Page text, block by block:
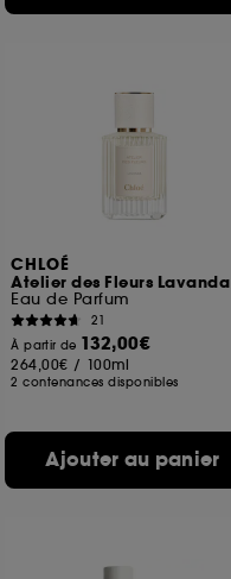
CHLOÉ
Atelier des Fleurs Lavanda
Eau de Parfum
21
À partir de 132,00€
264,00€ / 100ml
2 contenances disponibles
Ajouter au panier